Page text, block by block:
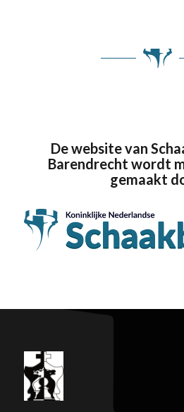
De website van
Barendrecht wordt
gemaakt